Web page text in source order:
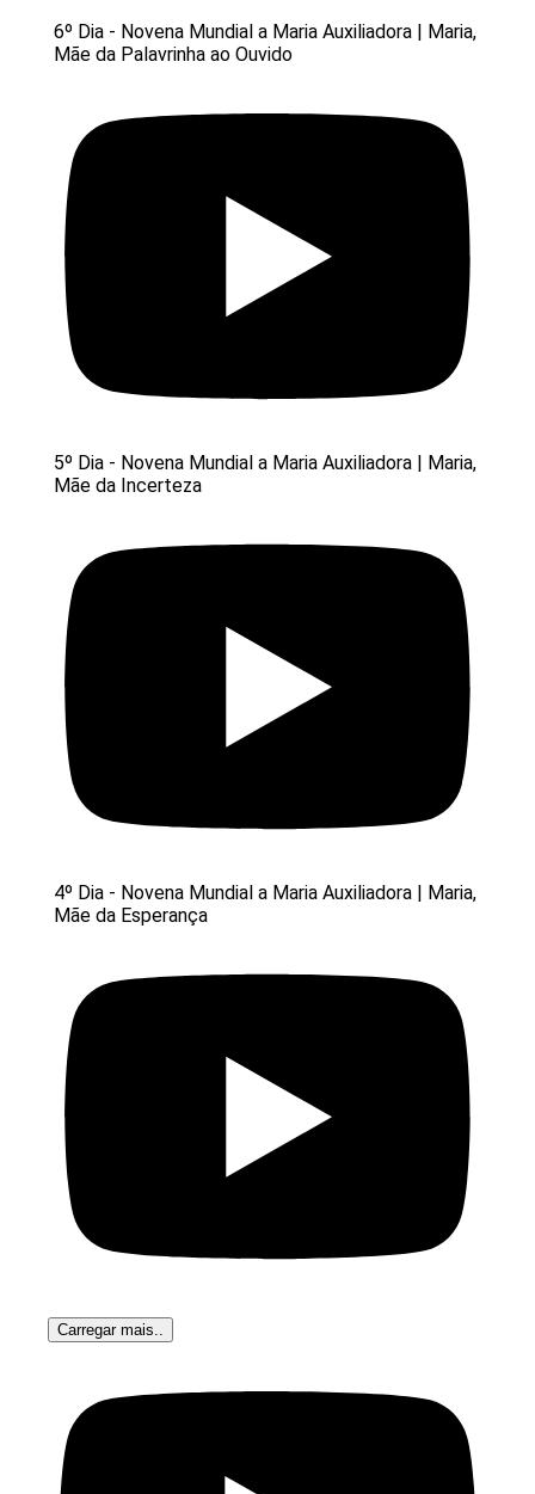
6º Dia - Novena Mundial a Maria Auxiliadora | Maria,
Mãe da Palavrinha ao Ouvido
5º Dia - Novena Mundial a Maria Auxiliadora | Maria,
Mãe da Incerteza
4º Dia - Novena Mundial a Maria Auxiliadora | Maria,
Mãe da Esperança
Carregar mais..